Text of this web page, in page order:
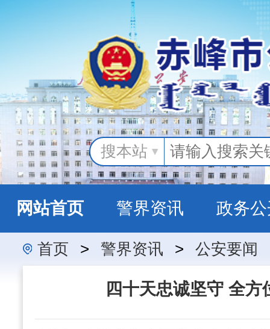
搜本站
网站首页 警界资讯 政务
警民互动
首页 > 警界资讯 > 公安要闻
四十天忠诚坚守 全方